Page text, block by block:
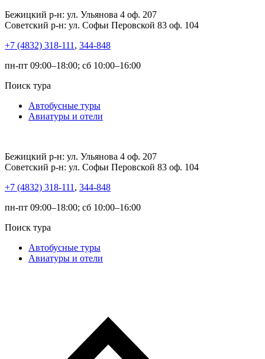
Бежицкий р-н: ул. Ульянова 4 оф. 207
Советский р-н: ул. Софьи Перовской 83 оф. 104
+7 (4832) 318-111 , 344-848
пн-пт 09:00–18:00; сб 10:00–16:00
Поиск тура
Автобусные туры
Авиатуры и отели
Бежицкий р-н: ул. Ульянова 4 оф. 207
Советский р-н: ул. Софьи Перовской 83 оф. 104
+7 (4832) 318-111 , 344-848
пн-пт 09:00–18:00; сб 10:00–16:00
Поиск тура
Автобусные туры
Авиатуры и отели